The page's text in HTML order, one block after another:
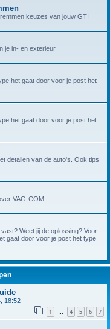
keuzes van jouw GTI
je in- en exterieur
het gaat door voor je post het
het gaat door voor je post het
detailen van de auto's. Ook tips
VAG-COM.
Weet jij de oplossing? Voor
gaat door voor je post het type
18:52
1 … 4 5 6 7